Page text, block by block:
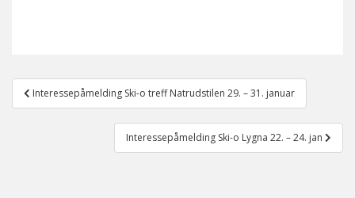
Post
navigation
Interessepåmelding Ski-o treff Natrudstilen 29. – 31. januar
Interessepåmelding Ski-o Lygna 22. – 24. jan